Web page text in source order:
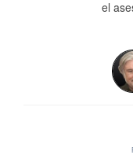
el